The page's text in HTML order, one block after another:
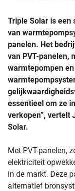
Triple Solar is een
van
panelen. Het
van PVT-panelen,
warmtepompen
essentieel om ze
verkopen”, vertelt
Solar.
Met PVT-panelen,
elektriciteit
in de markt. Deze
alternatief